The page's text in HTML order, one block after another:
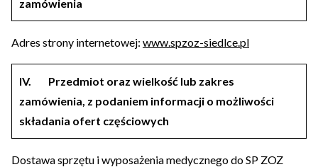
zamówienia
Adres strony internetowej: www.spzoz-siedlce.pl
IV. Przedmiot oraz wielkość lub zakres
zamówienia, z podaniem informacji o możliwości
składania ofert częściowych
Dostawa sprzętu i wyposażenia medycznego do SP ZOZ